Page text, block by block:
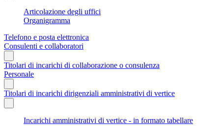
Articolazione degli uffici
Organigramma
Telefono e posta elettronica
Consulenti e collaboratori
Titolari di incarichi di collaborazione o consulenza
Personale
Titolari di incarichi dirigenziali amministrativi di vertice
Incarichi amministrativi di vertice - in formato tabellare